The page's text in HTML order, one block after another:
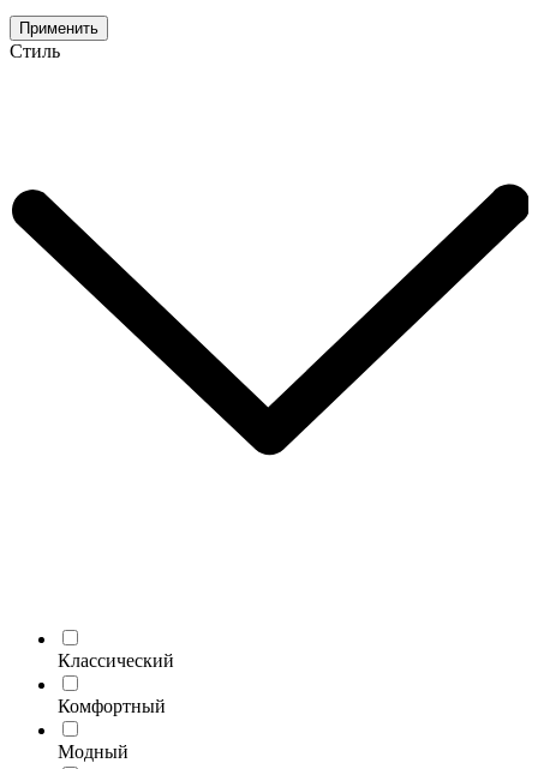
Применить
Стиль
Классический
Комфортный
Модный